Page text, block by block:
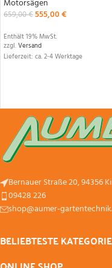
Motorsägen
659,00€555,00€
Enthält 19% MwSt.
zzgl.Versand
Lieferzeit: ca. 2-4 Werktage
Bernauer Straße 20, 94356
09428 226
shop@aumer-
BELIEBTESTE